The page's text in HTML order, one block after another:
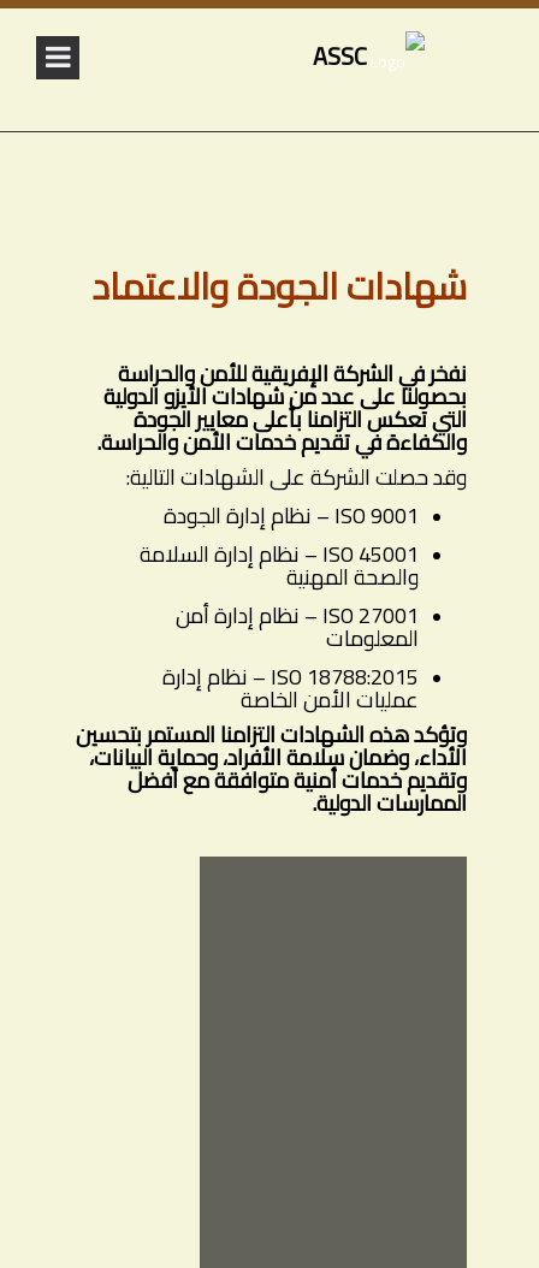
ASSC
شهادات الجودة والاعتماد
نفخر في الشركة الإفريقية للأمن والحراسة
بحصولنا على عدد من شهادات الأيزو الدولية
التي تعكس التزامنا بأعلى معايير الجودة
والكفاءة في تقديم خدمات الأمن والحراسة.
وقد حصلت الشركة على الشهادات التالية:
ISO 9001 – نظام إدارة الجودة
ISO 45001 – نظام إدارة السلامة
والصحة المهنية
ISO 27001 – نظام إدارة أمن
المعلومات
ISO 18788:2015 – نظام إدارة
عمليات الأمن الخاصة
وتؤكد هذه الشهادات التزامنا المستمر بتحسين
الأداء، وضمان سلامة الأفراد، وحماية البيانات،
وتقديم خدمات أمنية متوافقة مع أفضل
الممارسات الدولية.